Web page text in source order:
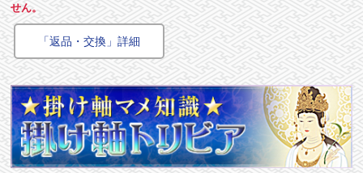
せん。
「返品・交換」詳細